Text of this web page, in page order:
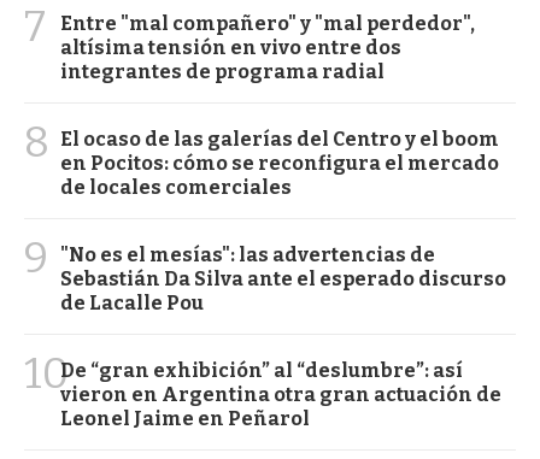
7
Entre "mal compañero" y "mal perdedor",
altísima tensión en vivo entre dos
integrantes de programa radial
8
El ocaso de las galerías del Centro y el boom
en Pocitos: cómo se reconfigura el mercado
de locales comerciales
9
"No es el mesías": las advertencias de
Sebastián Da Silva ante el esperado discurso
de Lacalle Pou
10De “gran exhibición” al “deslumbre”: así
vieron en Argentina otra gran actuación de
Leonel Jaime en Peñarol